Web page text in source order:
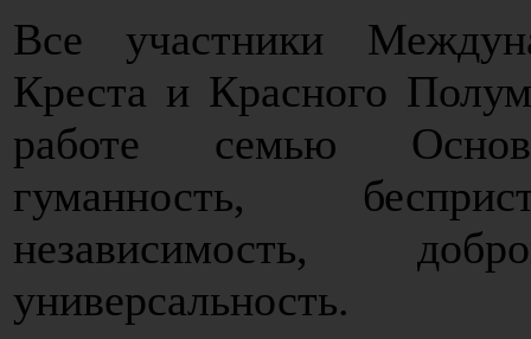
Все участники
Креста и Красного
работе семью
гуманность,
независимость,
универсальность.